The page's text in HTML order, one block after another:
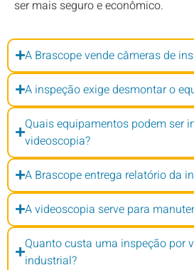
ser mais seguro e econômico.
A Brascope vende câmeras de
A inspeção exige desmontar o
Quais equipamentos podem ser
videoscopia?
A Brascope entrega relatório da
A videoscopia serve para
Quanto custa uma inspeção por
industrial?